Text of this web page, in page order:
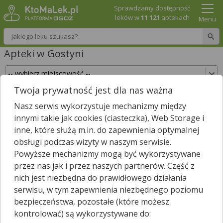
Wpisz nazwę leku
Sprawdzamy dostępność
leków w11 121 aptekach Menu
Apteki w Gostyni
Sprawdź, które apteki w Gostyni posiadają Twój
lek i zarezerwuj go już teraz!
Wpisz nazwę leku
W Gostyni jest aptek. 1apteka zgłosiła nam, że jest właśnie
otwarta.*
Wybierz typ aptek
Twoja prywatność jest dla nas ważna
Nasz serwis wykorzystuje mechanizmy między
innymi takie jak cookies (ciasteczka), Web Storage i
inne, które służą m.in. do zapewnienia optymalnej
obsługi podczas wizyty w naszym serwisie.
Powyższe mechanizmy mogą być wykorzystywane
przez nas jak i przez naszych partnerów. Część z
nich jest niezbędna do prawidłowego działania
serwisu, w tym zapewnienia niezbędnego poziomu
bezpieczeństwa, pozostałe (które możesz
kontrolować) są wykorzystywane do: